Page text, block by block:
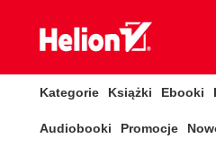
Kategorie Książki Ebooki
Audiobooki Promocje